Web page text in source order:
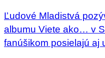
Ľudové Mladistvá
albumu Viete ako… v
fanúšikom posielajú aj